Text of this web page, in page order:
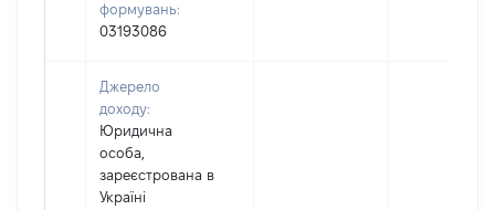
формувань:
03193086
Джерело
доходу:
Юридична
особа,
зареєстрована в
Україні